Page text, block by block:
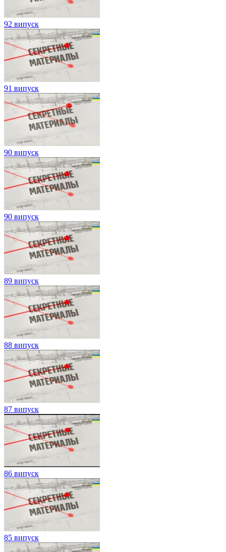
92 випуск
91 випуск
90 випуск
90 випуск
89 випуск
88 випуск
87 випуск
86 випуск
85 випуск